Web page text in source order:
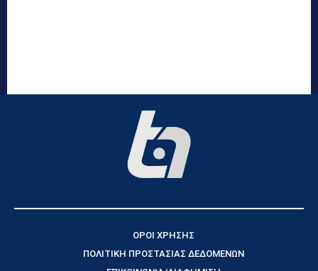
ΟΡΟΙ ΧΡΗΣΗΣ
ΠΟΛΙΤΙΚΗ ΠΡΟΣΤΑΣΙΑΣ ΔΕΔΟΜΕΝΩΝ